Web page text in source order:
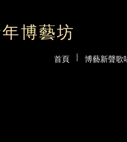
博藝坊
首頁 博藝新聲歌